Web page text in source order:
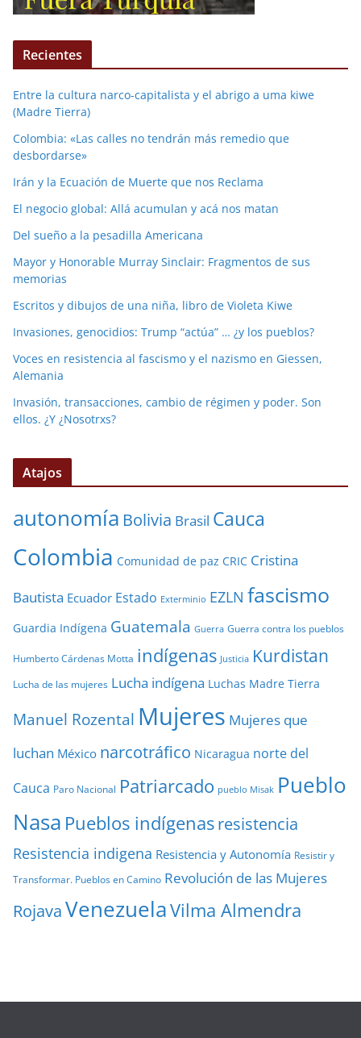
Recientes
Entre la cultura narco-capitalista y el abrigo a uma kiwe
(Madre Tierra)
Colombia: «Las calles no tendrán más remedio que
desbordarse»
Irán y la Ecuación de Muerte que nos Reclama
El negocio global: Allá acumulan y acá nos matan
Del sueño a la pesadilla Americana
Mayor y Honorable Murray Sinclair: Fragmentos de sus
memorias
Escritos y dibujos de una niña, libro de Violeta Kiwe
Invasiones, genocidios: Trump “actúa” … ¿y los pueblos?
Voces en resistencia al fascismo y el nazismo en Giessen,
Alemania
Invasión, transacciones, cambio de régimen y poder. Son
ellos. ¿Y ¿Nosotrxs?
Atajos
autonomía Bolivia Brasil Cauca
Colombia Comunidad de paz CRIC Cristina
Bautista Ecuador Estado Exterminio EZLN fascismo
Guardia Indígena Guatemala Guerra Guerra contra los pueblos
Humberto Cárdenas Motta indígenas Justicia Kurdistan
Lucha de las mujeres Lucha indígena Luchas Madre Tierra
Manuel Rozental Mujeres Mujeres que
luchan México narcotráfico Nicaragua norte del
Cauca Paro Nacional Patriarcado pueblo Misak Pueblo
Nasa Pueblos indígenasresistencia
Resistencia indigena Resistencia y Autonomía Resistir y
Transformar. Pueblos en Camino Revolución de las Mujeres
RojavaVenezuelaVilma Almendra